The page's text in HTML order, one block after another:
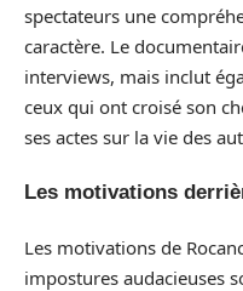
spectateurs une
caractère. Le
interviews, mais inclut
ceux qui ont croisé son
ses actes sur la vie des
Les motivations
Les motivations de
impostures audacieuses